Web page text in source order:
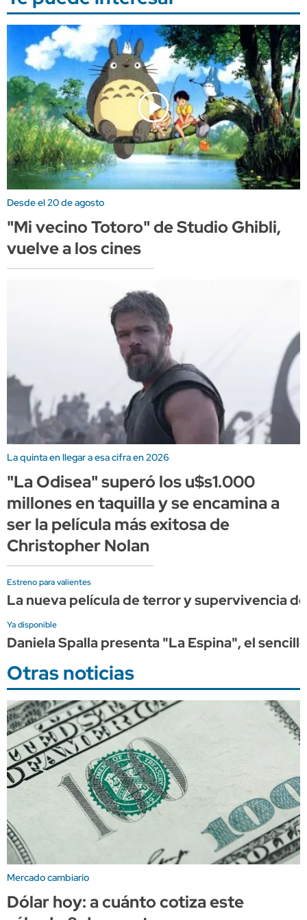
Desde el 20 de agosto
"Mi vecino Totoro" de Studio Ghibli,
vuelve a los cines
La quinta en llegar a esa cifra en 2026
"La Odisea" superó los u$s1.000
millones en taquilla y se encamina a
ser la película más exitosa de
Christopher Nolan
Estreno para valientes
La nueva película de terror y supervivencia
Ya disponible
Daniela Spalla presenta "La Espina", el
Otras noticias
Mercado cambiario
Dólar hoy: a cuánto cotiza este